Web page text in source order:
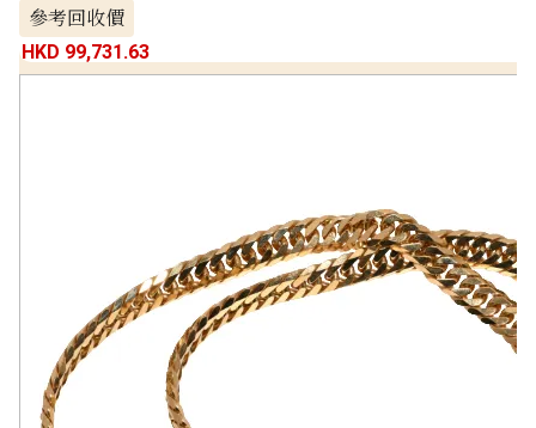
參考回收價
HKD 99,731.63